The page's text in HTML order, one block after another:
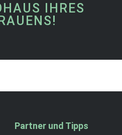
IHRES
Partner und Tipps